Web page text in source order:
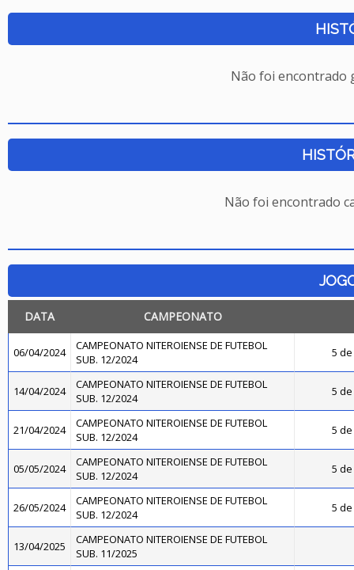
Não foi encontrado
Não foi encontrado
DATA CAMPEONATO
06/04/2024
CAMPEONATO NITEROIENSE DE FUTEBOL
SUB. 12/2024
5 de
14/04/2024
CAMPEONATO NITEROIENSE DE FUTEBOL
SUB. 12/2024
5 de
21/04/2024
CAMPEONATO NITEROIENSE DE FUTEBOL
SUB. 12/2024
5 de
05/05/2024
CAMPEONATO NITEROIENSE DE FUTEBOL
SUB. 12/2024
5 de
26/05/2024
CAMPEONATO NITEROIENSE DE FUTEBOL
SUB. 12/2024
5 de
13/04/2025
CAMPEONATO NITEROIENSE DE FUTEBOL
SUB. 11/2025